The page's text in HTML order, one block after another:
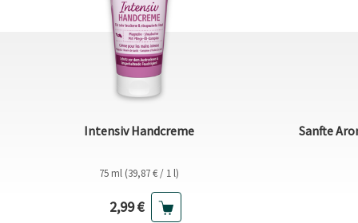
Intensiv Handcreme
75 ml (39,87 € / 1 l)
Aktueller Preis
2,99 €
Sanfte